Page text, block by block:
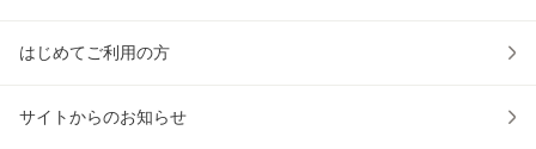
はじめてご利用の方
サイトからのお知らせ